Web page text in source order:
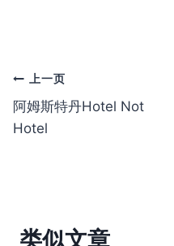
文
章
上一页
阿姆斯特丹Hotel Not
Hotel
类似文章